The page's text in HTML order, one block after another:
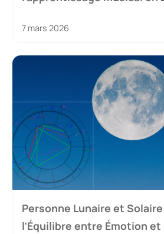
7 mars 2026
Personne Lunaire et
l’Équilibre entre Émotion et